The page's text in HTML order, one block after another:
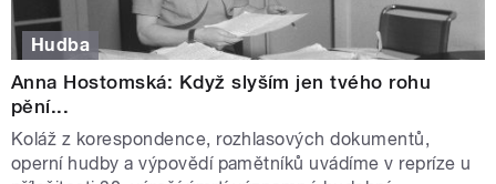
Hudba
Anna Hostomská: Když slyším jen tvého rohu
pění...
Koláž z korespondence, rozhlasových dokumentů,
operní hudby a výpovědí pamětníků uvádíme v repríze u